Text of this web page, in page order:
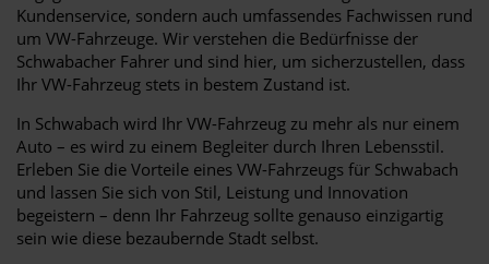
Kundenservice, sondern auch umfassendes Fachwissen rund
um VW-Fahrzeuge. Wir verstehen die Bedürfnisse der
Schwabacher Fahrer und sind hier, um sicherzustellen, dass
Ihr VW-Fahrzeug stets in bestem Zustand ist.
In Schwabach wird Ihr VW-Fahrzeug zu mehr als nur einem
Auto – es wird zu einem Begleiter durch Ihren Lebensstil.
Erleben Sie die Vorteile eines VW-Fahrzeugs für Schwabach
und lassen Sie sich von Stil, Leistung und Innovation
begeistern – denn Ihr Fahrzeug sollte genauso einzigartig
sein wie diese bezaubernde Stadt selbst.